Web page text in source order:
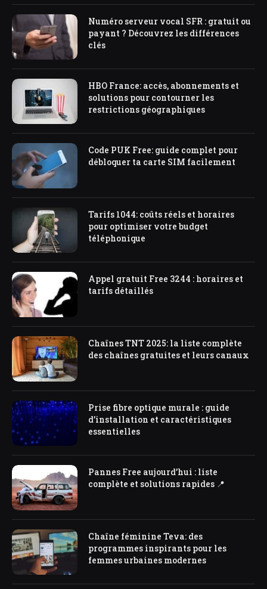
Numéro serveur vocal SFR : gratuit ou
payant ? Découvrez les différences
clés
HBO France: accès, abonnements et
solutions pour contourner les
restrictions géographiques
Code PUK Free: guide complet pour
débloquer ta carte SIM facilement
Tarifs 1044: coûts réels et horaires
pour optimiser votre budget
téléphonique
Appel gratuit Free 3244 : horaires et
tarifs détaillés
Chaînes TNT 2025: la liste complète
des chaînes gratuites et leurs canaux
Prise fibre optique murale : guide
d’installation et caractéristiques
essentielles
Pannes Free aujourd’hui : liste
complète et solutions rapides 📍
Chaîne féminine Teva: des
programmes inspirants pour les
femmes urbaines modernes